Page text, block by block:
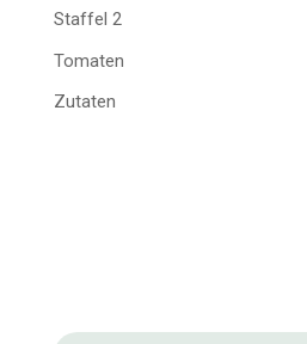
Staffel 2
Tomaten
Zutaten